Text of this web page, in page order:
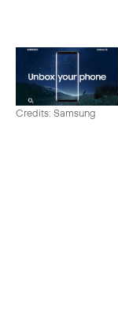
Credits: Samsung